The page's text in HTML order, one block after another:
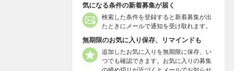
気になる条件の新着募集が届く
検索した条件を登録すると新着募集が出
たときにメールで通知を受け取れます。
無期限のお気に入り保存、リマインドも
追加したお気に入りを無期限に保存、い
つでも確認できます。お気に入りの募集